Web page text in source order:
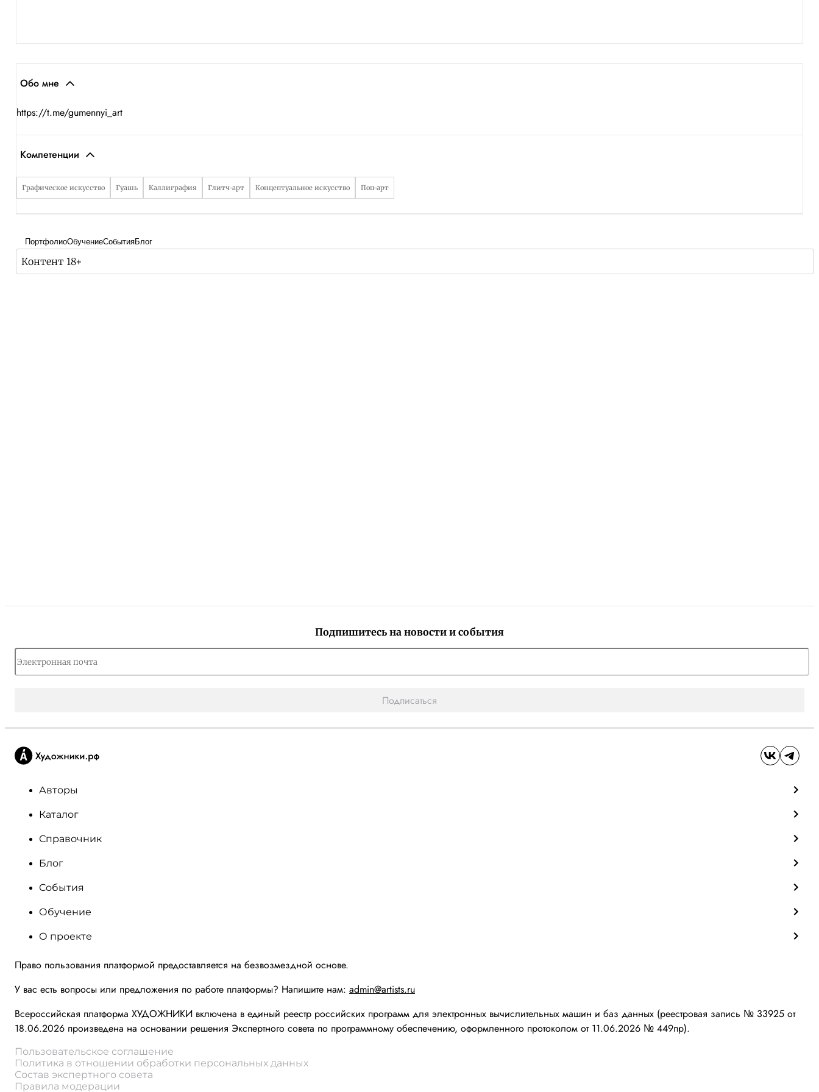
Обо мне
https://t.me/gumennyi_art
Компетенции
Графическое искусство Гуашь Каллиграфия Глитч-арт Концептуальное искусство Поп-арт
ПортфолиоОбучениеСобытияБлог
Контент 18+
Подпишитесь на новости и события
Подписаться
Авторы
Каталог
Справочник
Блог
События
Обучение
О проекте
Право пользования платформой предоставляется на безвозмездной основе.
У вас есть вопросы или предложения по работе платформы? Напишите нам: admin@artists.ru
Всероссийская платформа ХУДОЖНИКИ включена в единый реестр российских программ для электронных вычислительных машин и баз данных (реестровая запись № 33925 от
18.06.2026 произведена на основании решения Экспертного совета по программному обеспечению, оформленного протоколом от 11.06.2026 № 449пр).
Пользовательское соглашение
Политика в отношении обработки персональных данных
Состав экспертного совета
Правила модерации